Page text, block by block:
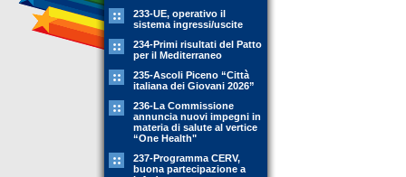
233-UE, operativo il
sistema ingressi/uscite
234-Primi risultati del Patto
per il Mediterraneo
235-Ascoli Piceno “Città
italiana dei Giovani 2026”
236-La Commissione
annuncia nuovi impegni in
materia di salute al vertice
“One Health"
237-Programma CERV,
buona partecipazione a